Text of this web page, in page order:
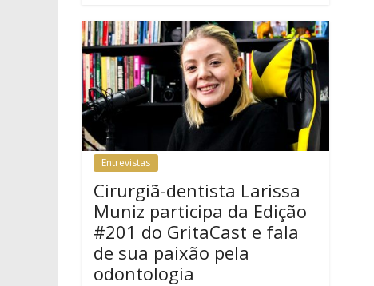
Entrevistas
Cirurgiã-dentista Larissa
Muniz participa da Edição
#201 do GritaCast e fala
de sua paixão pela
odontologia